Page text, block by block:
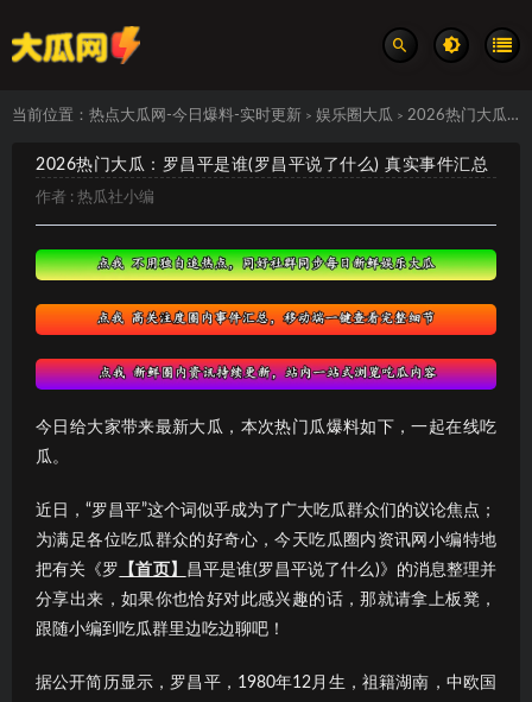
当前位置： 热点大瓜网-今日爆料-实时更新 > 娱乐圈大瓜 > 2026热门大瓜：罗昌平是谁(罗昌平说了什么) 真实事件汇总
2026热门大瓜：罗昌平是谁(罗昌平说了什么) 真实事件汇总
作者 : 热瓜社小编
今日给大家带来最新大瓜，本次热门瓜爆料如下，一起在线吃
瓜。
近日，“罗昌平”这个词似乎成为了广大吃瓜群众们的议论焦点；
为满足各位吃瓜群众的好奇心，今天吃瓜圈内资讯网小编特地
把有关《罗 【首页】 昌平是谁(罗昌平说了什么)》的消息整理并
分享出来，如果你也恰好对此感兴趣的话，那就请拿上板凳，
跟随小编到吃瓜群里边吃边聊吧！
据公开简历显示，罗昌平，1980年12月生，祖籍湖南，中欧国